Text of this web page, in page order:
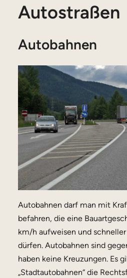
Autostraßen
Autobahnen
Autobahnen darf man mit
befahren, die eine
km/h aufweisen und
dürfen. Autobahnen sind
haben keine Kreuzungen. Es
„Stadtautobahnen“ die